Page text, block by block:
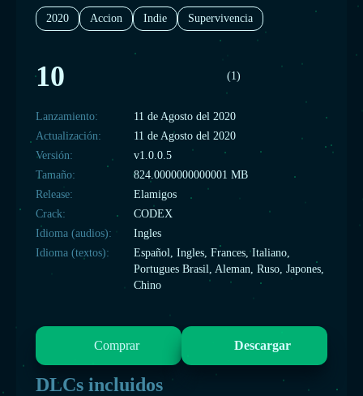
2020
Accion Indie Supervivencia
10 (1)
Lanzamiento:
11 de Agosto del 2020
Actualización:
11 de Agosto del 2020
Versión:
v1.0.0.5
Tamaño:
824.0000000000001 MB
Release:
Elamigos
Crack:
CODEX
Idioma (audios):
Ingles
Idioma (textos):
Español, Ingles, Frances, Italiano,
Portugues Brasil, Aleman, Ruso, Japones,
Chino
Comprar Descargar
DLCs incluidos